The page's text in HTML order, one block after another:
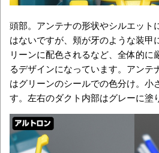
頭部。アンテナの形状やシルエット
はないですが、頬が牙のような装甲
リーンに配色されるなど、全体的に
るデザインになっています。アンテ
はグリーンのシールでの色分け。小
す。左右のダクト内部はグレーに塗